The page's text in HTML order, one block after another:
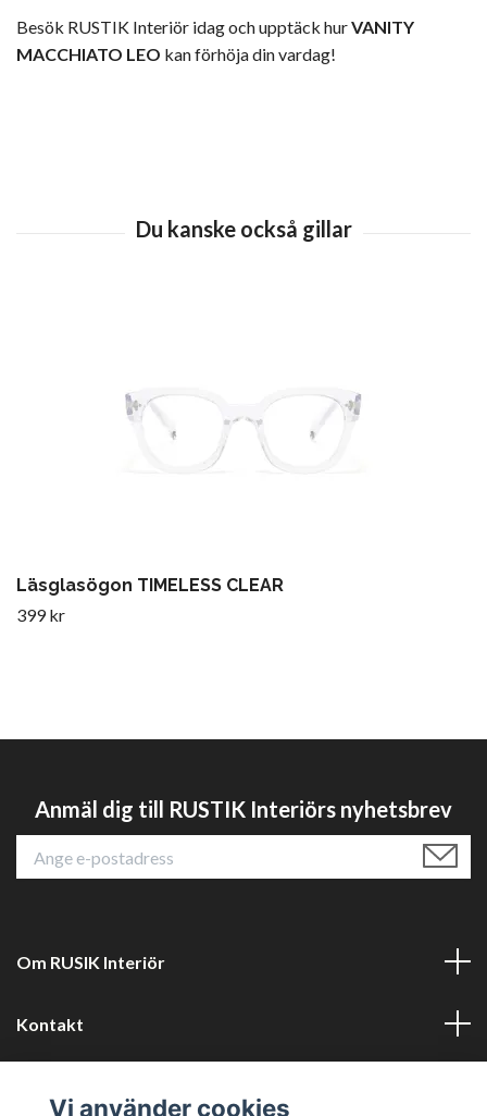
Besök RUSTIK Interiör idag och upptäck hurVANITY
MACCHIATO LEO kan förhöja din vardag!
Läsglasögon TIMELESS CLEAR
399 kr
Anmäl dig till RUSTIK Interiörs nyhetsbrev
Om RUSIK Interiör
Kontakt
Vi använder cookies